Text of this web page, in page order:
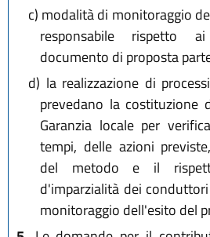
c) modalità di monitoraggio
responsabile rispetto
documento di proposta
d) la realizzazione di
prevedano la costituzione
Garanzia locale per
tempi, delle azioni
del metodo e il
d'imparzialità dei
monitoraggio dell'esito del